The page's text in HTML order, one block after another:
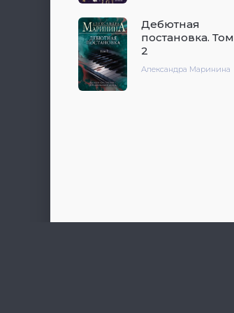
Дебютная
постановка. Том
2
Александра Маринина